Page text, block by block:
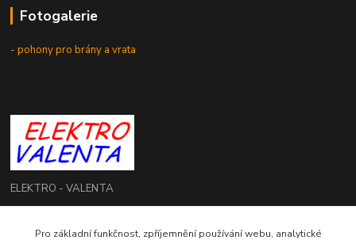
Fotogalerie
- pohony pro brány a vrata
ELEKTRO - VALENTA
Pro základní funkčnost, zpříjemnění používání webu, analytické